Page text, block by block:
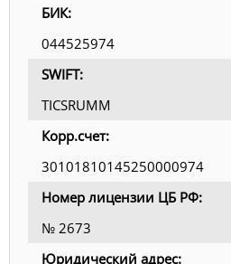
БИК:
044525974
SWIFT:
TICSRUMM
Корр.счет:
30101810145250000974
Номер лицензии ЦБ РФ:
№ 2673
Юридический адрес: